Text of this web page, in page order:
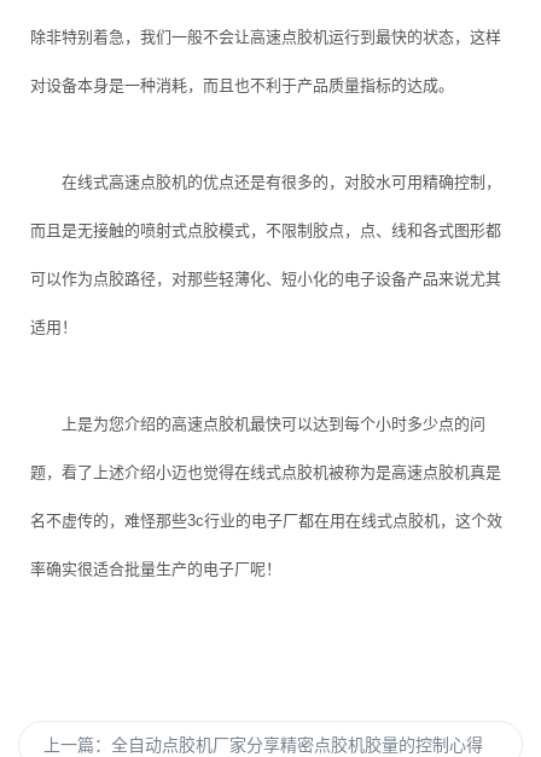
除非特别着急，我们一般不会让高速点胶机运行到最快的状态，这样
对设备本身是一种消耗，而且也不利于产品质量指标的达成。
在线式高速点胶机的优点还是有很多的，对胶水可用精确控制，
而且是无接触的喷射式点胶模式，不限制胶点，点、线和各式图形都
可以作为点胶路径，对那些轻薄化、短小化的电子设备产品来说尤其
适用！
上是为您介绍的高速点胶机最快可以达到每个小时多少点的问
题，看了上述介绍小迈也觉得在线式点胶机被称为是高速点胶机真是
名不虚传的，难怪那些3c行业的电子厂都在用在线式点胶机，这个效
率确实很适合批量生产的电子厂呢！
上一篇： 全自动点胶机厂家分享精密点胶机胶量的控制心得